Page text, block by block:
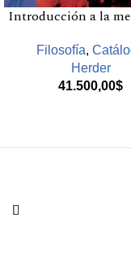
Introducción a la
Filosofía,
Herder
41.500,00$